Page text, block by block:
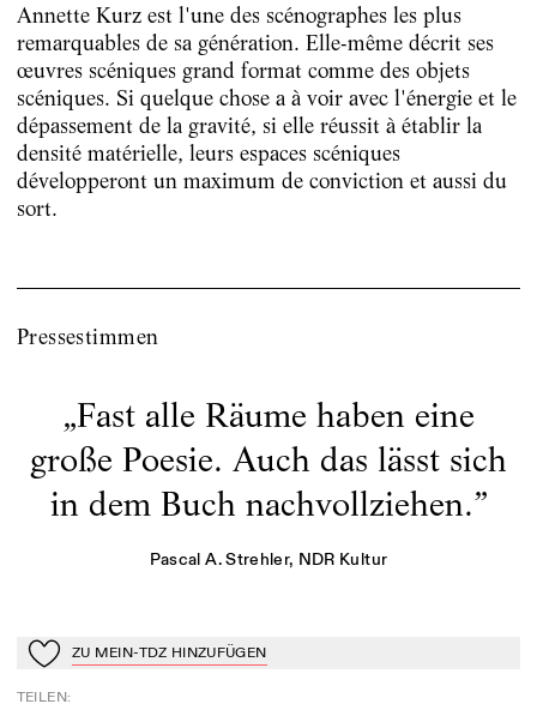
Annette Kurz est l'une des scénographes les plus
remarquables de sa génération. Elle-même décrit ses
œuvres scéniques grand format comme des objets
scéniques. Si quelque chose a à voir avec l'énergie et le
dépassement de la gravité, si elle réussit à établir la
densité matérielle, leurs espaces scéniques
développeront un maximum de conviction et aussi du
sort.
Pressestimmen
„Fast alle Räume haben eine
große Poesie. Auch das lässt sich
in dem Buch nachvollziehen.”
Pascal A. Strehler, NDR Kultur
Zu Mein-TdZ hinzufügen
ZU MEIN-TDZ HINZUFÜGEN
TEILEN: